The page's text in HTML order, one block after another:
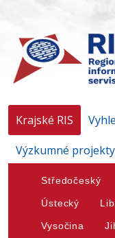
Krajské RIS
Výzkumné projekty
Středočeský
Ústecký
Vysočina